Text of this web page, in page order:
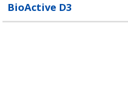
BioActive D3